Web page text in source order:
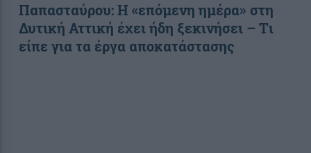
Παπασταύρου: Η «επόμενη ημέρα» στη
Δυτική Αττική έχει ήδη ξεκινήσει – Tι
είπε για τα έργα αποκατάστασης